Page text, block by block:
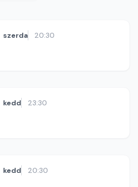
szerda 20:30
kedd 23:30
kedd 20:30